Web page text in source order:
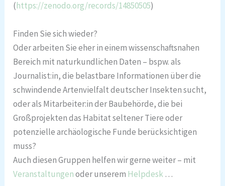
(https://zenodo.org/records/14850505)
Finden Sie sich wieder?
Oder arbeiten Sie eher in einem wissenschaftsnahen
Bereich mit naturkundlichen Daten – bspw. als
Journalist:in, die belastbare Informationen über die
schwindende Artenvielfalt deutscher Insekten sucht,
oder als Mitarbeiter:in der Baubehörde, die bei
Großprojekten das Habitat seltener Tiere oder
potenzielle archäologische Funde berücksichtigen
muss?
Auch diesen Gruppen helfen wir gerne weiter – mit
Veranstaltungenoder unserem Helpdesk…